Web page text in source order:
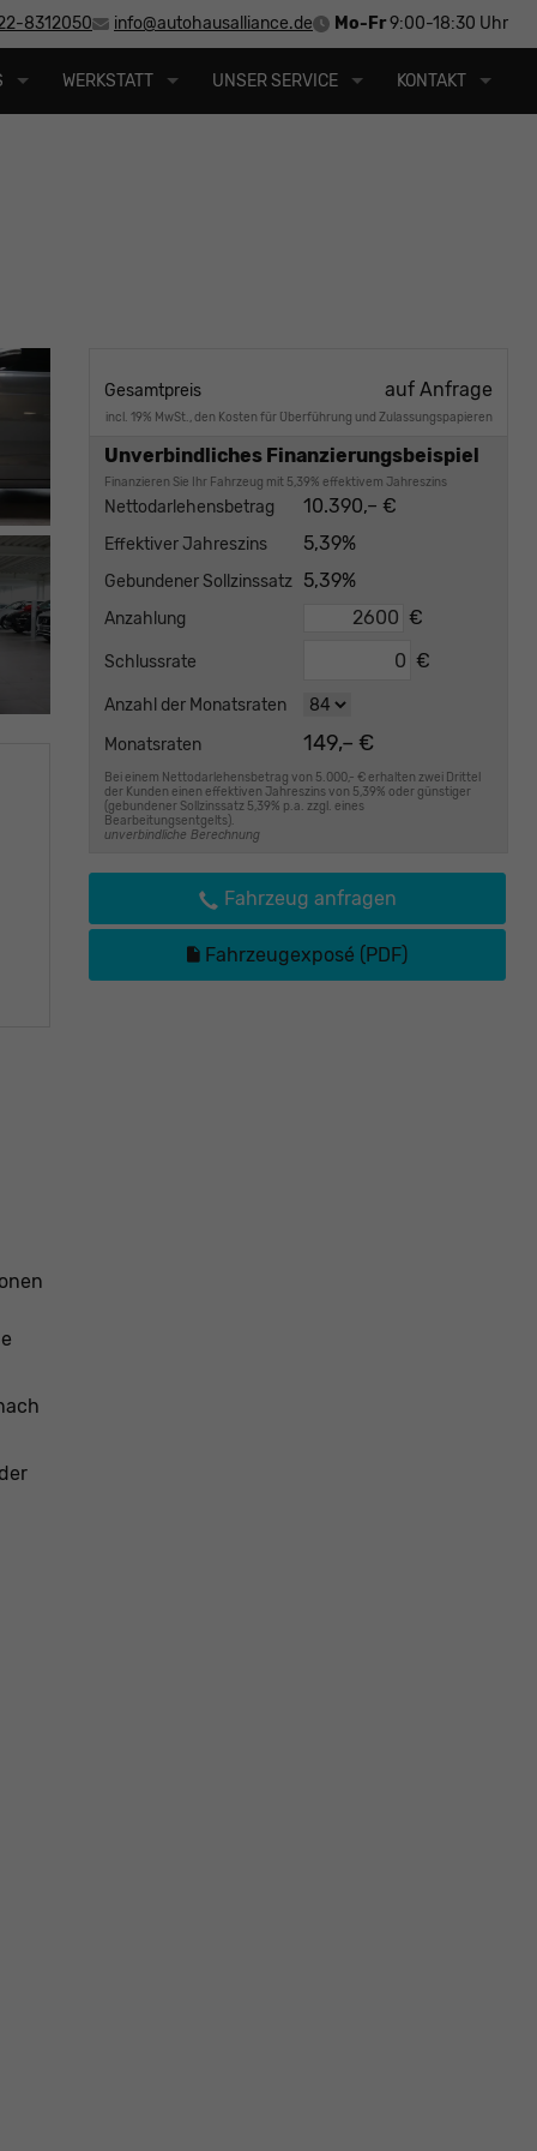
8312050 info@autohausalliance.de Mo-Fr9:00-18:30 Uhr
WERKSTATT UNSER SERVICE KONTAKT
Gesamtpreis auf Anfrage
incl. 19% MwSt., den Kosten für Überführung und Zulassungspapieren
Unverbindliches Finanzierungsbeispiel
Finanzieren Sie Ihr Fahrzeug mit 5,39% effektivem Jahreszins
Nettodarlehensbetrag 10.390,– €
Effektiver Jahreszins 5,39%
Gebundener Sollzinssatz 5,39%
Anzahlung €
Schlussrate €
Anzahl der Monatsraten
Monatsraten
149,– €
Bei einem Nettodarlehensbetrag von 5.000,- € erhalten zwei Drittel
der Kunden einen effektiven Jahreszins von 5,39% oder günstiger
(gebundener Sollzinssatz 5,39% p.a. zzgl. eines
Bearbeitungsentgelts).
unverbindliche Berechnung
Fahrzeug anfragen
Fahrzeugexposé (PDF)